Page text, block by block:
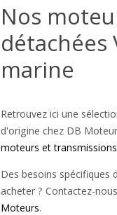
Nos
détachées
marine
Retrouvez ici une
d'origine chez DB
moteurs et
Des besoins spécifiques
acheter ? Contactez-
Moteurs.